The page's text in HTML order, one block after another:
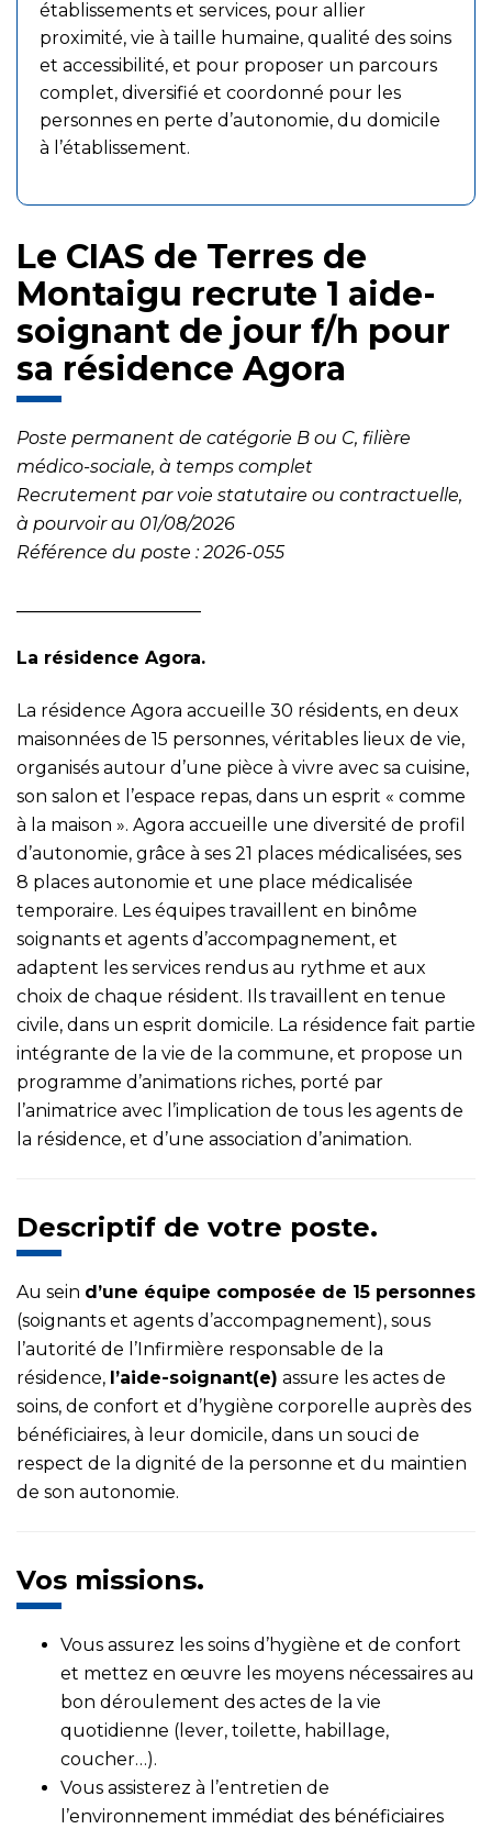
établissements et services, pour allier
proximité, vie à taille humaine, qualité des soins
et accessibilité, et pour proposer un parcours
complet, diversifié et coordonné pour les
personnes en perte d’autonomie, du domicile
à l’établissement.
Le CIAS de Terres de
Montaigu recrute 1 aide-
soignant de jour f/h pour
sa résidence Agora
Poste permanent de catégorie B ou C, filière
médico-sociale, à temps complet
Recrutement par voie statutaire ou contractuelle,
à pourvoir au 01/08/2026
Référence du poste : 2026-055
La résidence Agora.
La résidence Agora accueille 30 résidents, en deux
maisonnées de 15 personnes, véritables lieux de vie,
organisés autour d’une pièce à vivre avec sa cuisine,
son salon et l’espace repas, dans un esprit « comme
à la maison ». Agora accueille une diversité de profil
d’autonomie, grâce à ses 21 places médicalisées, ses
8 places autonomie et une place médicalisée
temporaire. Les équipes travaillent en binôme
soignants et agents d’accompagnement, et
adaptent les services rendus au rythme et aux
choix de chaque résident. Ils travaillent en tenue
civile, dans un esprit domicile. La résidence fait partie
intégrante de la vie de la commune, et propose un
programme d’animations riches, porté par
l’animatrice avec l’implication de tous les agents de
la résidence, et d’une association d’animation.
Descriptif de votre poste.
Au sein d’une équipe composée de 15 personnes
(soignants et agents d’accompagnement), sous
l’autorité de l’Infirmière responsable de la
résidence, l’aide-soignant(e) assure les actes de
soins, de confort et d’hygiène corporelle auprès des
bénéficiaires, à leur domicile, dans un souci de
respect de la dignité de la personne et du maintien
de son autonomie.
Vos missions.
Vous assurez les soins d’hygiène et de confort
et mettez en œuvre les moyens nécessaires au
bon déroulement des actes de la vie
quotidienne (lever, toilette, habillage,
coucher…).
Vous assisterez à l’entretien de
l’environnement immédiat des bénéficiaires